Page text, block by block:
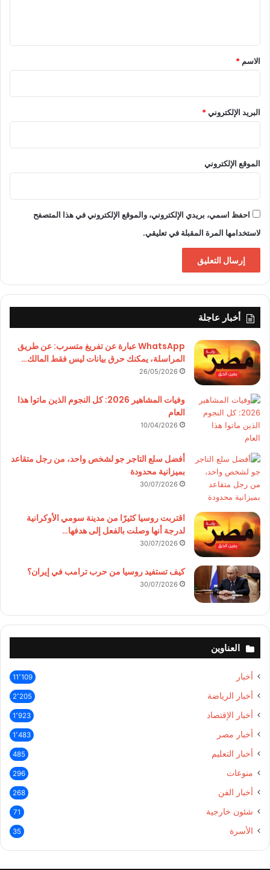
*
الاسم *
البريد الإلكتروني*
الموقع الإلكتروني
احفظ اسمي، بريدي الإلكتروني، والموقع الإلكتروني في هذا المتصفح
لاستخدامها المرة المقبلة في تعليقي.
أخبار عاجلة
WhatsApp عبارة عن تفريغ متسرب: عن طريق
المراسلة، يمكنك حرق بيانات ليس فقط المالك…
26/05/2026
وفيات المشاهير 2026: كل النجوم الذين ماتوا هذا
العام
10/04/2026
أفضل سلع التاجر جو لشخص واحد، من رجل متقاعد
بميزانية محدودة
30/07/2026
اقتربت روسيا كثيرًا من مدينة سومي الأوكرانية
لدرجة أنها وصلت بالفعل إلى هدفها…
30/07/2026
كيف تستفيد روسيا من حرب ترامب في إيران؟
30/07/2026
العناوين
أخبار 11٬109
أخبار الرياضة 2٬205
أخبار الإقتصاد 1٬923
أخبار مصر 1٬483
أخبار التعليم 485
منوعات 296
أخبار الفن 268
شئون خارجية 71
الأسرة 35